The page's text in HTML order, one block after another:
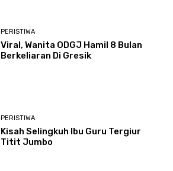
PERISTIWA
Viral, Wanita ODGJ Hamil 8 Bulan
Berkeliaran Di Gresik
PERISTIWA
Kisah Selingkuh Ibu Guru Tergiur
Titit Jumbo